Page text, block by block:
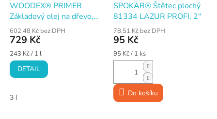
WOODEX® PRIMER
Základový olej na dřevo,
bezbarvý
602,48 Kč bez DPH
729 Kč
Měrná
cena:
243 Kč / 1 l
DETAIL
3 l
SPOKAR® Štětec plochý
81334 LAZUR PROFI, 2"
78,51 Kč bez DPH
95 Kč
Měrná
cena:
95 Kč / 1 ks
Do košíku